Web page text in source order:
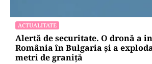
ACTUALITATE
Alertă de securitate. O dronă a
România în Bulgaria şi a
metri de graniţă